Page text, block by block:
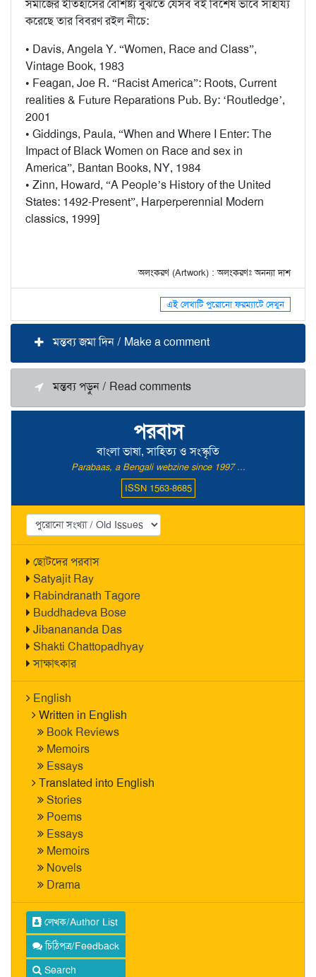
পরবাস
বাংলা ভাষা, সাহিত্য ও সংস্কৃতি
Parabaas, a Bengali webzine since 1997 ...
ISSN 1563-8685
ছোটদের পরবাস
Satyajit Ray
Rabindranath Tagore
Buddhadeva Bose
Jibanananda Das
Shakti Chattopadhyay
সাক্ষাৎকার
English
Written in English
Book Reviews
Memoirs
Essays
Translated into English
Stories
Poems
Essays
Memoirs
Novels
Drama
লেখক/Author List
চিঠিপত্র/Feedback
Search
সমাজের ইতিহাসের বৈশিষ্ট্য বুঝতে যেসব বই বিশেষ ভাবে সাহায্য
করেছে তার বিবরণ রইল নীচে:
• Davis, Angela Y. “Women, Race and Class”,
Vintage Book, 1983
• Feagan, Joe R. “Racist America”: Roots, Current
realities & Future Reparations Pub. By: ‘Routledge’,
2001
• Giddings, Paula, “When and Where I Enter: The
Impact of Black Women on Race and sex in
America”, Bantan Books, NY, 1984
• Zinn, Howard, “A People’s History of the United
States: 1492-Present”, Harperperennial Modern
classics, 1999]
অলংকরণ (Artwork) : অলংকরণঃ অনন্যা দাশ
এই লেখাটি পুরোনো ফরম্যাটে দেখুন
মন্তব্য জমা দিন / Make a comment
মন্তব্য পড়ুন / Read comments